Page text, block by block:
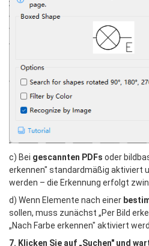
c) Bei gescannten PDFs oder
erkennen" standardmäßig aktiviert
werden – die Erkennung erfolgt
d) Wenn Elemente nach einer
sollen, muss zunächst „Per Bild
„Nach Farbe erkennen" aktiviert
7. Klicken Sie auf „Suchen" und